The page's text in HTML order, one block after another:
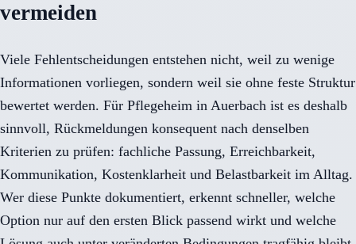
vermeiden
Viele Fehlentscheidungen entstehen nicht, weil zu wenige
Informationen vorliegen, sondern weil sie ohne feste Struktur
bewertet werden. Für Pflegeheim in Auerbach ist es deshalb
sinnvoll, Rückmeldungen konsequent nach denselben
Kriterien zu prüfen: fachliche Passung, Erreichbarkeit,
Kommunikation, Kostenklarheit und Belastbarkeit im Alltag.
Wer diese Punkte dokumentiert, erkennt schneller, welche
Option nur auf den ersten Blick passend wirkt und welche